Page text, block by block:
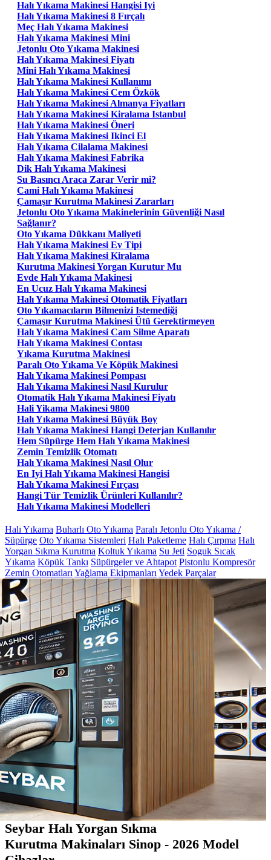
Halı Yıkama Makinesi Hangisi Iyi
Halı Yıkama Makinesi 8 Fırçalı
Meç Halı Yıkama Makinesi
Halı Yıkama Makinesi Mini
Jetonlu Oto Yıkama Makinesi
Halı Yıkama Makinesi Fiyatı
Mini Halı Yıkama Makinesi
Halı Yıkama Makinesi Kullanımı
Halı Yıkama Makinesi Cem Özkök
Halı Yıkama Makinesi Almanya Fiyatları
Halı Yıkama Makinesi Kiralama Istanbul
Halı Yıkama Makinesi Öneri
Halı Yıkama Makinesi Ikinci El
Halı Yıkama Cilalama Makinesi
Halı Yıkama Makinesi Fabrika
Dik Halı Yıkama Makinesi
Su Basıncı Araca Zarar Verir mi?
Cami Halı Yıkama Makinesi
Çamaşır Kurutma Makinesi Zararları
Jetonlu Oto Yıkama Makinelerinin Güvenliği Nasıl
Sağlanır?
Oto Yıkama Dükkanı Maliyeti
Halı Yıkama Makinesi Ev Tipi
Halı Yıkama Makinesi Kiralama
Kurutma Makinesi Yorgan Kurutur Mu
Evde Halı Yıkama Makinesi
En Ucuz Halı Yıkama Makinesi
Halı Yıkama Makinesi Otomatik Fiyatları
Oto Yıkamacıların Bilmenizi Istemediği
Çamaşır Kurutma Makinesi Ütü Gerektirmeyen
Halı Yıkama Makinesi Cam Silme Aparatı
Halı Yıkama Makinesi Contası
Yıkama Kurutma Makinesi
Paralı Oto Yıkama Ve Köpük Makinesi
Halı Yıkama Makinesi Pompası
Halı Yıkama Makinesi Nasıl Kurulur
Otomatik Halı Yıkama Makinesi Fiyatı
Hali Yikama Makinesi 9800
Halı Yıkama Makinesi Büyük Boy
Halı Yıkama Makinesi Hangi Deterjan Kullanılır
Hem Süpürge Hem Halı Yıkama Makinesi
Zemin Temizlik Otomatı
Halı Yıkama Makinesi Nasıl Olur
En Iyi Halı Yıkama Makinesi Hangisi
Halı Yıkama Makinesi Fırçası
Hangi Tür Temizlik Ürünleri Kullanılır?
Halı Yıkama Makinesi Modelleri
Halı Yıkama Buharlı Oto Yıkama Paralı Jetonlu Oto Yıkama /
Süpürge Oto Yıkama Sistemleri Halı Paketleme Halı Çırpma Halı
Yorgan Sıkma Kurutma Koltuk Yıkama Su Jeti Soguk Sıcak
Yıkama Köpük Tankı Süpürgeler ve Ahtapot Pistonlu Kompresör
Zemin Otomatları Yağlama Ekipmanları Yedek Parçalar
Seybar Halı Yorgan Sıkma
Kurutma Makinaları Sinop - 2026 Model